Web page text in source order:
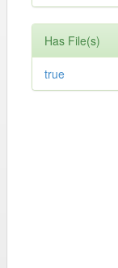
Has File(s)
true